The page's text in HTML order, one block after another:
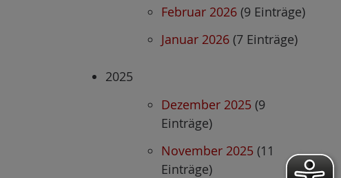
Februar 2026 (9 Einträge)
Januar 2026 (7 Einträge)
2025
Dezember 2025 (9
Einträge)
November 2025 (11
Einträge)